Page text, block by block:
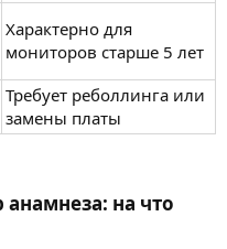
Характерно для
мониторов старше 5 лет
Требует реболлинга или
замены платы
на что